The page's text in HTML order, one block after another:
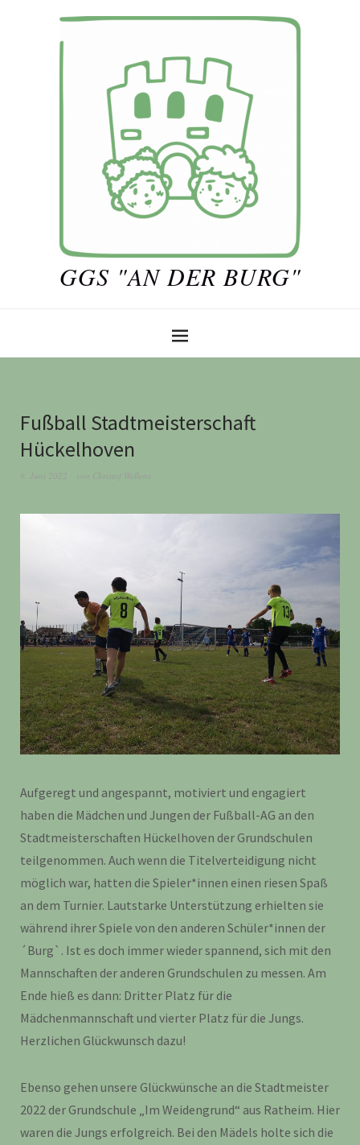
GGS "AN DER BURG"
Fußball Stadtmeisterschaft
Hückelhoven
9. Juni 2022 von Christof Wellens
Aufgeregt und angespannt, motiviert und engagiert
haben die Mädchen und Jungen der Fußball-AG an den
Stadtmeisterschaften Hückelhoven der Grundschulen
teilgenommen. Auch wenn die Titelverteidigung nicht
möglich war, hatten die Spieler*innen einen riesen Spaß
an dem Turnier. Lautstarke Unterstützung erhielten sie
während ihrer Spiele von den anderen Schüler*innen der
´Burg`. Ist es doch immer wieder spannend, sich mit den
Mannschaften der anderen Grundschulen zu messen. Am
Ende hieß es dann: Dritter Platz für die
Mädchenmannschaft und vierter Platz für die Jungs.
Herzlichen Glückwunsch dazu!
Ebenso gehen unsere Glückwünsche an die Stadtmeister
2022 der Grundschule „Im Weidengrund“ aus Ratheim. Hier
waren die Jungs erfolgreich. Bei den Mädels holte sich die